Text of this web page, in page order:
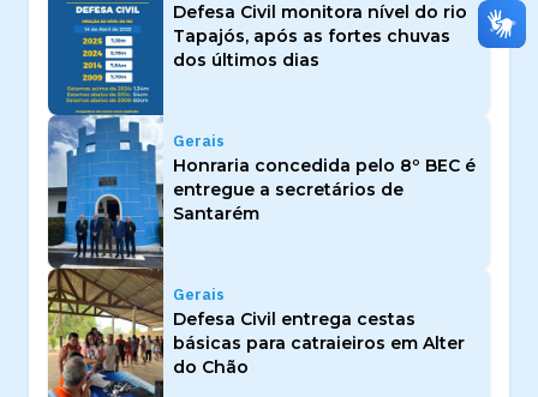
Defesa Civil monitora nível do rio
Tapajós, após as fortes chuvas
dos últimos dias
Gerais
Honraria concedida pelo 8º BEC é
entregue a secretários de
Santarém
Gerais
Defesa Civil entrega cestas
básicas para catraieiros em Alter
do Chão